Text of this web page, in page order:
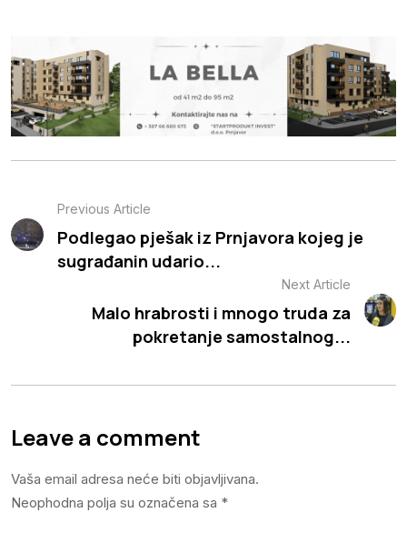
Previous Article
Podlegao pješak iz Prnjavora kojeg je
sugrađanin udario...
Next Article
Malo hrabrosti i mnogo truda za
pokretanje samostalnog...
Leave a comment
Vaša email adresa neće biti objavljivana.
Neophodna polja su označena sa *